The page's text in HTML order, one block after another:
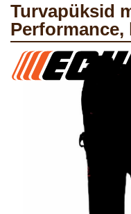
Turvapüksid metsamees
Performance,